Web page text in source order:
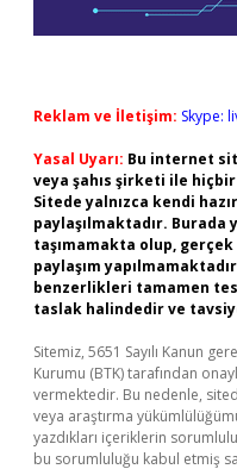
Reklam ve İletişim: Skype:
Yasal Uyarı: Bu internet
veya şahıs şirketi ile
Sitede yalnızca kendi
paylaşılmaktadır.
taşımamakta olup,
paylaşım
benzerlikleri tamamen
taslak halindedir ve
Sitemiz, 5651 Sayılı Kanun
Kurumu (BTK) tarafından
vermektedir. Bu nedenle,
veya araştırma
yazdıkları içeriklerin
bu sorumluluğu kabul etmiş